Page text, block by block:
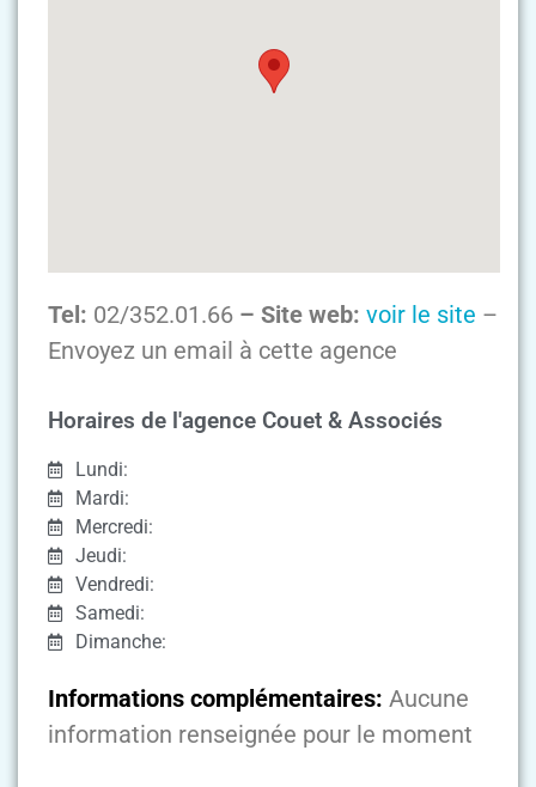
Tel: 02/352.01.66 – Site web: voir le site –
Envoyez un email à cette agence
Horaires de l'agence Couet & Associés
Lundi:
Mardi:
Mercredi:
Jeudi:
Vendredi:
Samedi:
Dimanche:
Informations complémentaires: Aucune
information renseignée pour le moment